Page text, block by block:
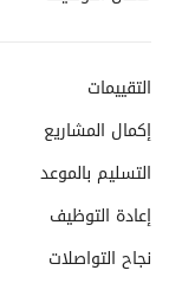
التقييمات
إكمال المشاريع
التسليم بالموعد
إعادة التوظيف
نجاح التواصلات